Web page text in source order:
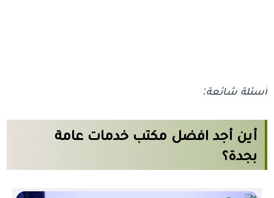
أسئلة شائعة:
أين أجد افضل مكتب خدمات عامة
بجدة؟